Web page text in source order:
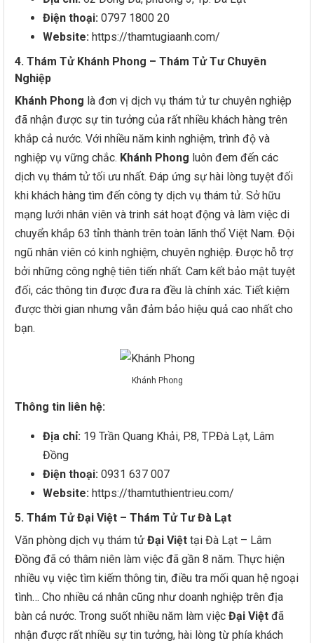
Điện thoại: 0797 1800 20
Website: https://thamtugiaanh.com/
4. Thám Tử Khánh Phong – Thám Tử Tư Chuyên
Nghiệp
Khánh Phong là đơn vị dịch vụ thám tử tư chuyên nghiệp
đã nhận được sự tin tưởng của rất nhiều khách hàng trên
khắp cả nước. Với nhiều năm kinh nghiệm, trình độ và
nghiệp vụ vững chắc. Khánh Phong luôn đem đến các
dịch vụ thám tử tối ưu nhất. Đáp ứng sự hài lòng tuyệt đối
khi khách hàng tìm đến công ty dịch vụ thám tử. Sở hữu
mạng lưới nhân viên và trinh sát hoạt động và làm việc di
chuyển khắp 63 tỉnh thành trên toàn lãnh thổ Việt Nam. Đội
ngũ nhân viên có kinh nghiệm, chuyên nghiệp. Được hỗ trợ
bởi những công nghệ tiên tiến nhất. Cam kết bảo mật tuyệt
đối, các thông tin được đưa ra đều là chính xác. Tiết kiệm
được thời gian nhưng vẫn đảm bảo hiệu quả cao nhất cho
bạn.
Khánh Phong
Thông tin liên hệ:
Địa chỉ: 19 Trần Quang Khải, P.8, TP.Đà Lạt, Lâm
Đồng
Điện thoại: 0931 637 007
Website: https://thamtuthientrieu.com/
5. Thám Tử Đại Việt – Thám Tử Tư Đà Lạt
Văn phòng dịch vụ thám tử Đại Việt tại Đà Lạt – Lâm
Đồng đã có thâm niên làm việc đã gần 8 năm. Thực hiện
nhiều vụ việc tìm kiếm thông tin, điều tra mối quan hệ ngoại
tình… Cho nhiều cá nhân cũng như doanh nghiệp trên địa
bàn cả nước. Trong suốt nhiều năm làm việc Đại Việt đã
nhận được rất nhiều sự tin tưởng, hài lòng từ phía khách